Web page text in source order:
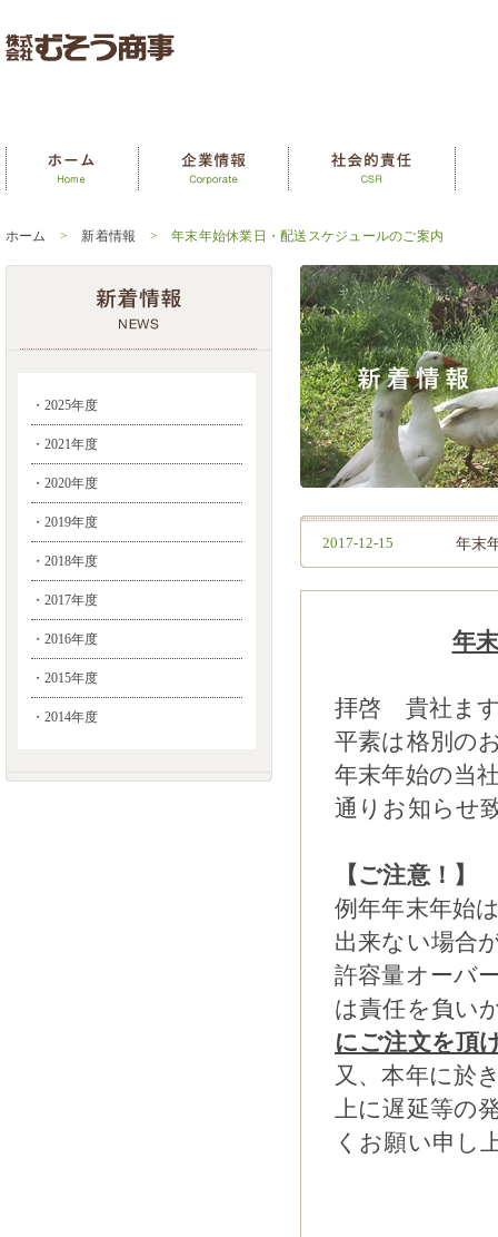
ホーム > 新着情報 > 年末年始休業日・配送スケジュールのご案内
・2025年度
・2021年度
・2020年度
・2019年度
・2018年度
・2017年度
・2016年度
・2015年度
・2014年度
2017-12-15 年末
年
拝啓 貴社ま
平素は格別の
年末年始の当
通りお知らせ
【ご注意！】
例年年末年始
出来ない場合
許容量オーバ
は責任を負い
にご注文を頂
又、本年に於
上に遅延等の
くお願い申し